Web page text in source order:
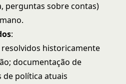
perguntas sobre contas)
:
resolvidos historicamente
documentação de
política atuais